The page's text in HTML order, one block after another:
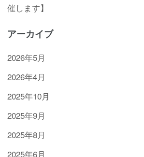
催します】
アーカイブ
2026年5月
2026年4月
2025年10月
2025年9月
2025年8月
2025年6月